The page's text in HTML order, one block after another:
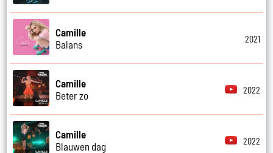
Camille
Balans
2021
Camille
Beter zo
2022
Camille
Blauwen dag
2022